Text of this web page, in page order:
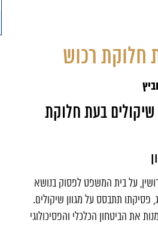
חלוקת רכוש
בעת חלוקת
על בית המשפט לפסוק בנושא
פסיקתו תתבסס על מגוון שיקולים.
את הביטחון הכלכלי והפסיכולוגי